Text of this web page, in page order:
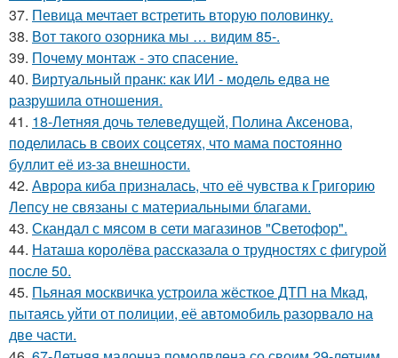
37. Певица мечтает встретить вторую половинку.
38. Вот такого озорника мы … видим 85-.
39. Почему монтаж - это спасение.
40. Виртуальный пранк: как ИИ - модель едва не
разрушила отношения.
41. 18-Летняя дочь телеведущей, Полина Аксенова,
поделилась в своих соцсетях, что мама постоянно
буллит её из-за внешности.
42. Аврора киба призналась, что её чувства к Григорию
Лепсу не связаны с материальными благами.
43. Скандал с мясом в сети магазинов "Светофор".
44. Наташа королёва рассказала о трудностях с фигурой
после 50.
45. Пьяная москвичка устроила жёсткое ДТП на Мкад,
пытаясь уйти от полиции, её автомобиль разорвало на
две части.